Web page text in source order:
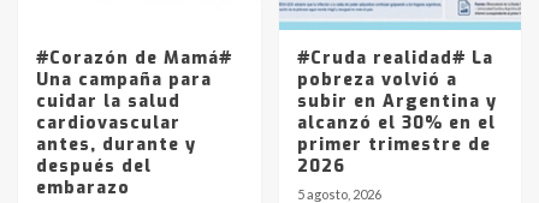
entre 857 a 1338 pesos
#Corazón de Mamá#
Una campaña para
cuidar la salud
cardiovascular
antes, durante y
después del
embarazo
#Cruda realidad# La
pobreza volvió a
subir en Argentina y
alcanzó el 30% en el
primer trimestre de
2026
5 agosto, 2026